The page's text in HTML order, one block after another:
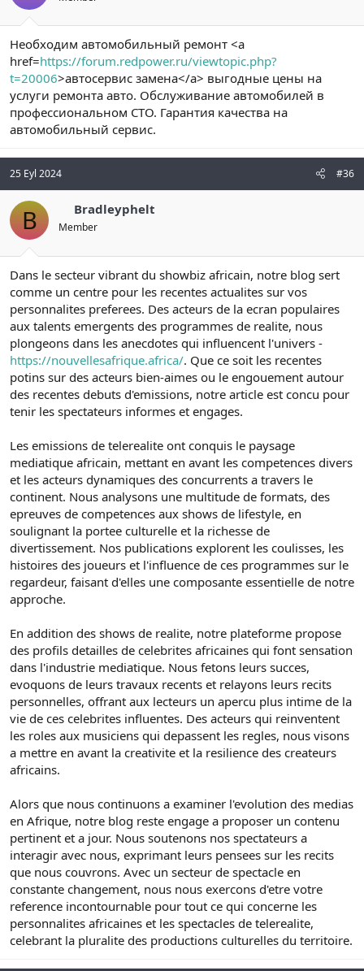
Необходим автомобильный ремонт <a
href=https://forum.redpower.ru/viewtopic.php?
t=20006>автосервис замена</a> выгодные цены на
услуги ремонта авто. Обслуживание автомобилей в
профессиональном СТО. Гарантия качества на
автомобильный сервис.
25 Eyl 2024 #36
B Bradleyphelt
Member
Dans le secteur vibrant du showbiz africain, notre blog sert
comme un centre pour les recentes actualites sur vos
personnalites preferees. Des acteurs de la ecran populaires
aux talents emergents des programmes de realite, nous
plongeons dans les anecdotes qui influencent l'univers -
https://nouvellesafrique.africa/. Que ce soit les recentes
potins sur des acteurs bien-aimes ou le engouement autour
des recentes debuts d'emissions, notre article est concu pour
tenir les spectateurs informes et engages.
Les emissions de telerealite ont conquis le paysage
mediatique africain, mettant en avant les competences divers
et les acteurs dynamiques des concurrents a travers le
continent. Nous analysons une multitude de formats, des
epreuves de competences aux shows de lifestyle, en
soulignant la portee culturelle et la richesse de
divertissement. Nos publications explorent les coulisses, les
histoires des joueurs et l'influence de ces programmes sur le
regardeur, faisant d'elles une composante essentielle de notre
approche.
En addition des shows de realite, notre plateforme propose
des profils detailles de celebrites africaines qui font sensation
dans l'industrie mediatique. Nous fetons leurs succes,
evoquons de leurs travaux recents et relayons leurs recits
personnelles, offrant aux lecteurs un apercu plus intime de la
vie de ces celebrites influentes. Des acteurs qui reinventent
les roles aux musiciens qui depassent les regles, nous visons
a mettre en avant la creativite et la resilience des createurs
africains.
Alors que nous continuons a examiner l'evolution des medias
en Afrique, notre blog reste engage a proposer un contenu
pertinent et a jour. Nous soutenons nos spectateurs a
interagir avec nous, exprimant leurs pensees sur les recits
que nous couvrons. Avec un secteur de spectacle en
constante changement, nous nous exercons d'etre votre
reference incontournable pour tout ce qui concerne les
personnalites africaines et les spectacles de telerealite,
celebrant la pluralite des productions culturelles du territoire.